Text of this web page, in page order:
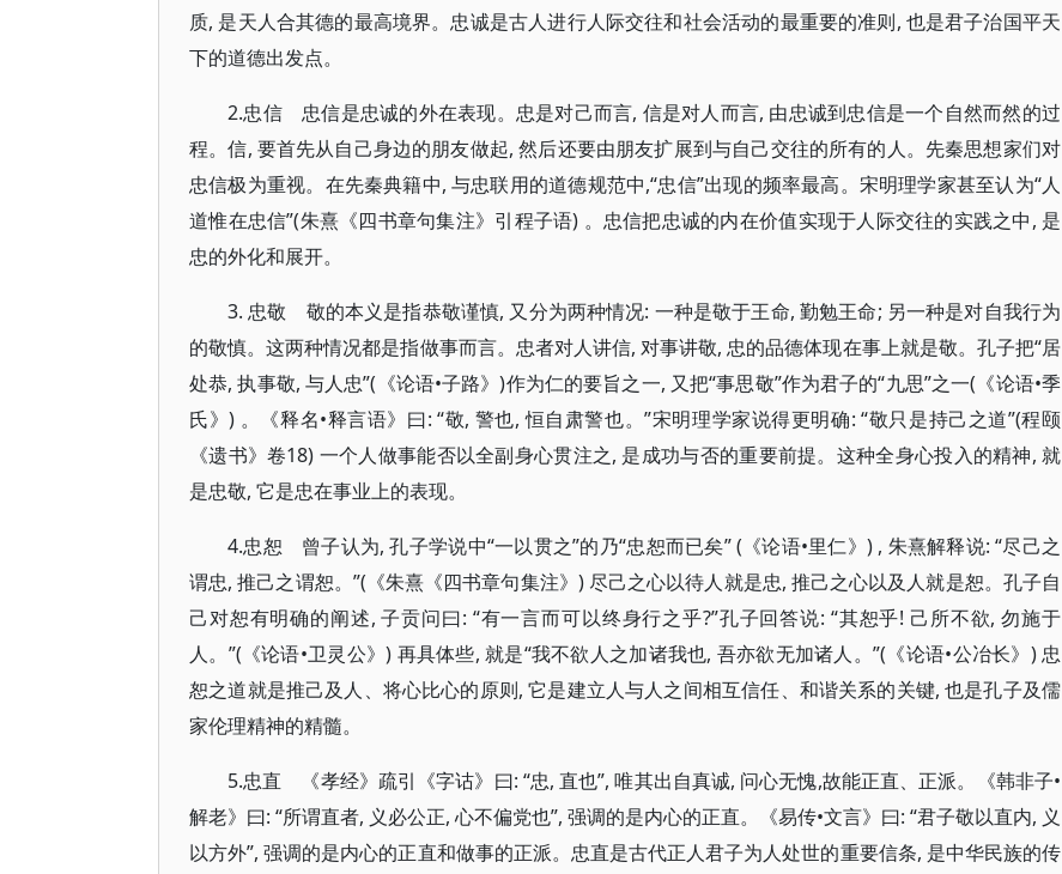
质, 是天人合其德的最高境界。忠诚是古人进行人际交往和社会活动的最重要的准则, 也是君子治国平天
下的道德出发点。
2.忠信 忠信是忠诚的外在表现。忠是对己而言, 信是对人而言, 由忠诚到忠信是一个自然而然的过
程。信, 要首先从自己身边的朋友做起, 然后还要由朋友扩展到与自己交往的所有的人。先秦思想家们对
忠信极为重视。在先秦典籍中, 与忠联用的道德规范中,“忠信”出现的频率最高。宋明理学家甚至认为“人
道惟在忠信”(朱熹《四书章句集注》引程子语) 。忠信把忠诚的内在价值实现于人际交往的实践之中, 是
忠的外化和展开。
3. 忠敬 敬的本义是指恭敬谨慎, 又分为两种情况: 一种是敬于王命, 勤勉王命; 另一种是对自我行为
的敬慎。这两种情况都是指做事而言。忠者对人讲信, 对事讲敬, 忠的品德体现在事上就是敬。孔子把“居
处恭, 执事敬, 与人忠”(《论语•子路》)作为仁的要旨之一, 又把“事思敬”作为君子的“九思”之一(《论语•季
氏》) 。《释名•释言语》曰: “敬, 警也, 恒自肃警也。”宋明理学家说得更明确: “敬只是持己之道”(程颐
《遗书》卷18) 一个人做事能否以全副身心贯注之, 是成功与否的重要前提。这种全身心投入的精神, 就
是忠敬, 它是忠在事业上的表现。
4.忠恕 曾子认为, 孔子学说中“一以贯之”的乃“忠恕而已矣” (《论语•里仁》) , 朱熹解释说: “尽己之
谓忠, 推己之谓恕。”(《朱熹《四书章句集注》) 尽己之心以待人就是忠, 推己之心以及人就是恕。孔子自
己对恕有明确的阐述, 子贡问曰: “有一言而可以终身行之乎?”孔子回答说: “其恕乎! 己所不欲, 勿施于
人。”(《论语•卫灵公》) 再具体些, 就是“我不欲人之加诸我也, 吾亦欲无加诸人。”(《论语•公冶长》) 忠
恕之道就是推己及人、将心比心的原则, 它是建立人与人之间相互信任、和谐关系的关键, 也是孔子及儒
家伦理精神的精髓。
5.忠直 《孝经》疏引《字诂》曰: “忠, 直也”, 唯其出自真诚, 问心无愧,故能正直、正派。《韩非子•
解老》曰: “所谓直者, 义必公正, 心不偏党也”, 强调的是内心的正直。《易传•文言》曰: “君子敬以直内, 义
以方外”, 强调的是内心的正直和做事的正派。忠直是古代正人君子为人处世的重要信条, 是中华民族的传